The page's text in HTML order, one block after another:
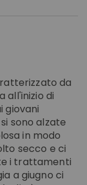
da
all'inizio di
giovani
sono alzate
in modo
secco e ci
i trattamenti
a giugno ci